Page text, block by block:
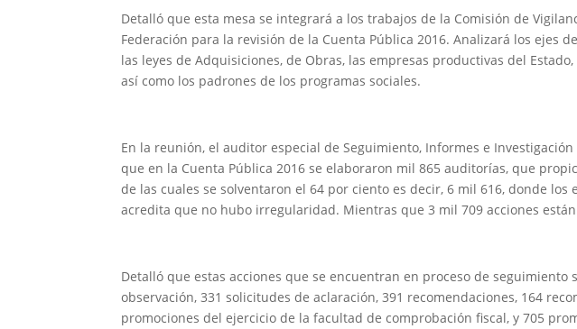
Detalló que esta mesa se integrará a los trabajos de la Comisión de
Federación para la revisión de la Cuenta Pública 2016. Analizará los ejes
las leyes de Adquisiciones, de Obras, las empresas productivas del
así como los padrones de los programas sociales.
En la reunión, el auditor especial de Seguimiento, Informes e Investigación
que en la Cuenta Pública 2016 se elaboraron mil 865 auditorías, que
de las cuales se solventaron el 64 por ciento es decir, 6 mil 616, donde
acredita que no hubo irregularidad. Mientras que 3 mil 709 acciones
Detalló que estas acciones que se encuentran en proceso de
observación, 331 solicitudes de aclaración, 391 recomendaciones, 164
promociones del ejercicio de la facultad de comprobación fiscal, y 705